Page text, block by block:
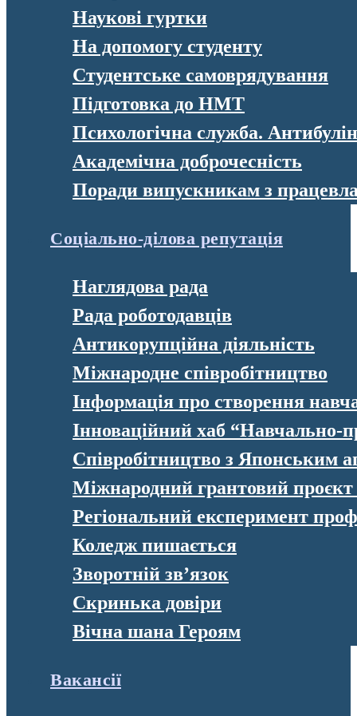
Наукові гуртки
На допомогу студенту
Студентське самоврядування
Підготовка до НМТ
Психологічна служба.
Академічна доброчесність
Поради випускникам з
Соціально-ділова репутація
Наглядова рада
Рада роботодавців
Антикорупційна діяльність
Міжнародне співробітництво
Інформація про створення
Інноваційний хаб “Навчально-
Співробітництво з Японським
Міжнародний грантовий
Регіональний експеримент
Коледж пишається
Зворотній зв’язок
Скринька довіри
Вічна шана Героям
Вакансії